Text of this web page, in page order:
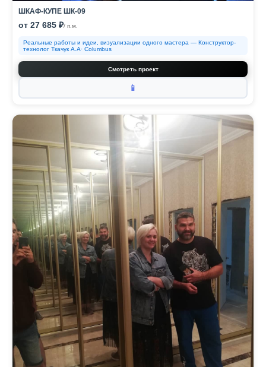
ШКАФ-КУПЕ ШК-09
от 27 685 ₽/ п.м.
Реальные работы и идеи, визуализации одного мастера — Конструктор-
технолог Ткачук А.А· Columbus
Смотреть проект
📱